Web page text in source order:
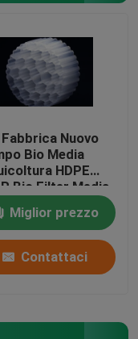
Fabbrica Nuovo
Bio Media
HDPE
Bio Filter Media
Portatore
galleggiante
Miglior prezzo
Contattaci